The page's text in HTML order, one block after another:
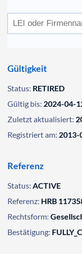
Gültigkeit
Status: RETIRED
Gültig bis: 2024-04-
Zuletzt aktualisiert:
Registriert am: 2013-
Referenz
Status: ACTIVE
Referenz: HRB
Rechtsform:
Bestätigung: